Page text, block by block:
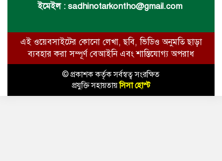
ইমেইল : sadhinotarkontho@gmail.com
এই ওয়েবসাইটের কোনো লেখা, ছবি, ভিডিও অনুমতি ছাড়া
ব্যবহার করা সম্পূর্ণ বেআইনি এবং শাস্তিযোগ্য অপরাধ
© প্রকাশক কর্তৃক সর্বস্বত্ব সংরক্ষিত
প্রযুক্তি সহায়তায়সিসা হোস্ট